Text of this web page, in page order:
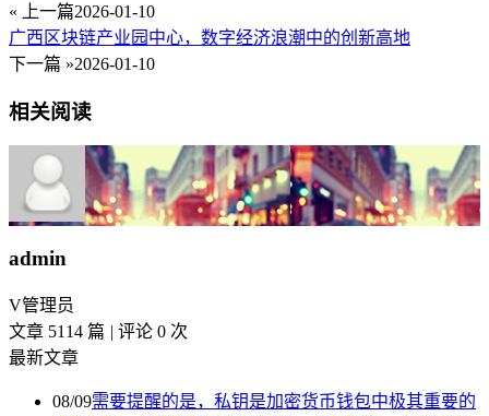
« 上一篇2026-01-10
广西区块链产业园中心，数字经济浪潮中的创新高地
下一篇 »2026-01-10
相关阅读
admin
V管理员
文章 5114 篇 | 评论 0 次
最新文章
08/09需要提醒的是，私钥是加密货币钱包中极其重要的